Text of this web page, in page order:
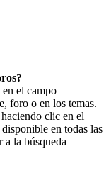
el campo
foro o en los temas.
haciendo clic en el
en todas las
a la búsqueda